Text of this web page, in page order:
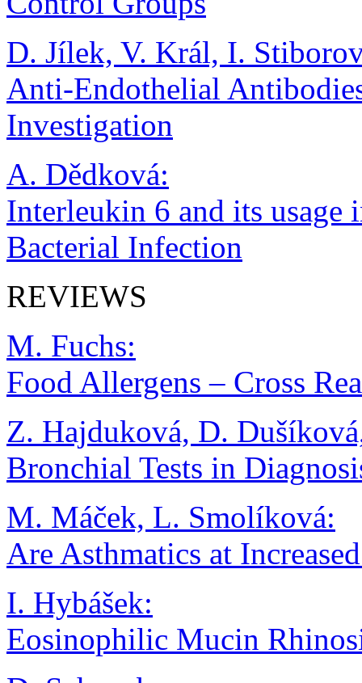
D. Jílek, V. Král, I.
Anti-Endothelial
Investigation
A. Dědková:
Interleukin 6 and its usage
Bacterial Infection
REVIEWS
M. Fuchs:
Food Allergens – Cross
Z. Hajduková, D.
Bronchial Tests in
M. Máček, L. Smolíková:
Are Asthmatics at
I. Hybášek:
Eosinophilic Mucin